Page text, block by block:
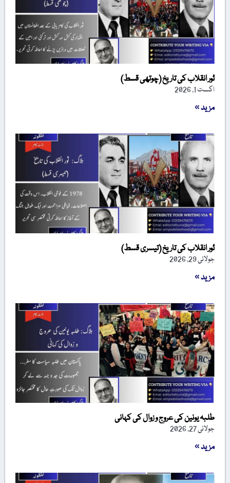
ثور انقلاب کی تاریخ (چوتھی قسط)
اگست 1, 2026
مزید »
ثور انقلاب کی تاریخ (تیسری قسط)
جولائی 29, 2026
مزید »
طلبہ یونین کی عروج و زوال کی کہانی
جولائی 27, 2026
مزید »